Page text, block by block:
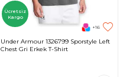
Ücretsiz
Kargo
+16
Under Armour 1326799 Sporstyle Left
Chest Gri Erkek T-Shirt